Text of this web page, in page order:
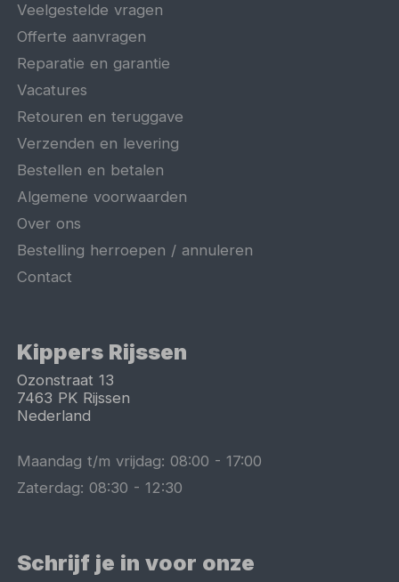
Veelgestelde vragen
Offerte aanvragen
Reparatie en garantie
Vacatures
Retouren en teruggave
Verzenden en levering
Bestellen en betalen
Algemene voorwaarden
Over ons
Bestelling herroepen / annuleren
Contact
Kippers Rijssen
Ozonstraat 13
7463 PK Rijssen
Nederland
Maandag t/m vrijdag:08:00 -17:00
Zaterdag:08:30 -12:30
Schrijf je in voor onze